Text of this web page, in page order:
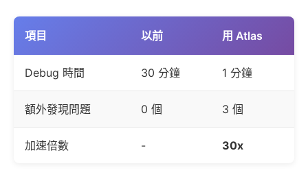
項目 以前 用 Atlas
Debug 時間 30 分鐘 1 分鐘
額外發現問題 0 個 3 個
加速倍數 - 30x